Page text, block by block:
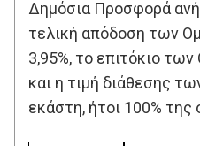
Δημόσια Προσφορά
τελική απόδοση των
3,95%, το επιτόκιο
και η τιμή διάθεσης
εκάστη, ήτοι 100% της